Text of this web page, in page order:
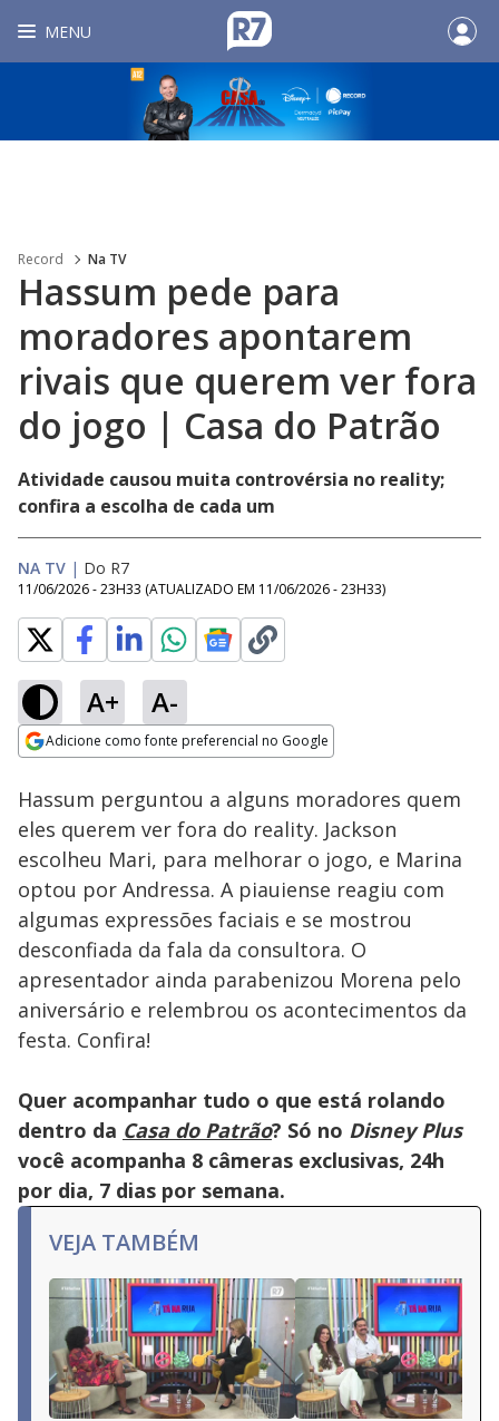
MENU
Record Na TV
Hassum pede para
moradores apontarem
rivais que querem ver fora
do jogo | Casa do Patrão
Atividade causou muita controvérsia no reality;
confira a escolha de cada um
NA TV | Do R7
11/06/2026 - 23H33 (ATUALIZADO EM 11/06/2026 - 23H33)
A+ A-
Adicione como fonte preferencial no Google
Ativar
Loaded:
44.10%
Hassum perguntou a alguns moradores quem
eles querem ver fora do reality. Jackson
escolheu Mari, para melhorar o jogo, e Marina
optou por Andressa. A piauiense reagiu com
algumas expressões faciais e se mostrou
desconfiada da fala da consultora. O
apresentador ainda parabenizou Morena pelo
aniversário e relembrou os acontecimentos da
festa. Confira!
Quer acompanhar tudo o que está rolando
dentro da Casa do Patrão? Só no Disney Plus
você acompanha 8 câmeras exclusivas, 24h
por dia, 7 dias por semana.
VEJA TAMBÉM